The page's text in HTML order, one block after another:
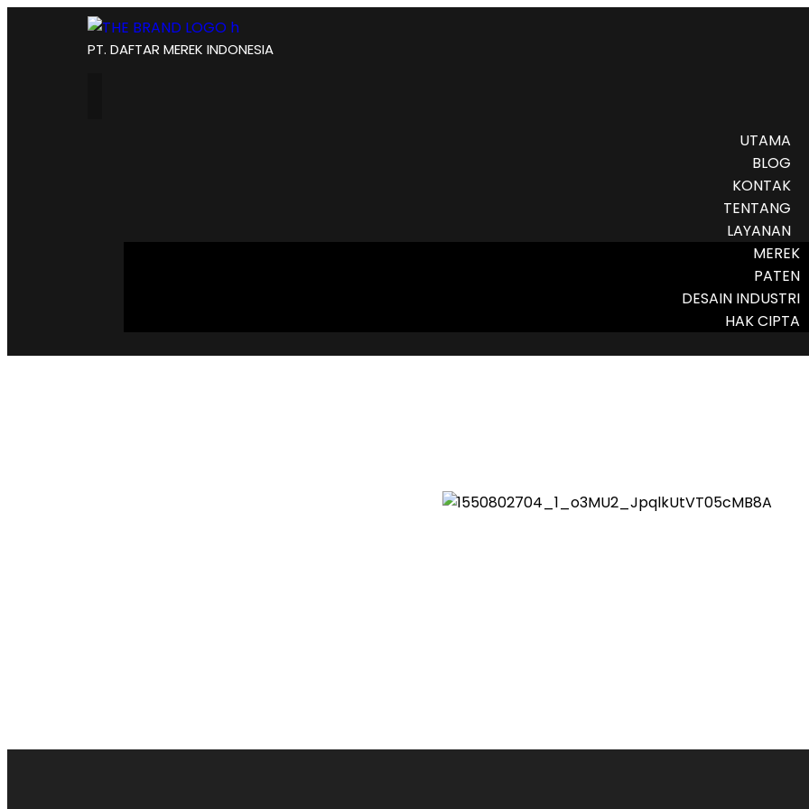
PT. DAFTAR MEREK INDONESIA
UTAMA
BLOG
KONTAK
TENTANG
LAYANAN
MEREK
PATEN
DESAIN INDUSTRI
HAK CIPTA